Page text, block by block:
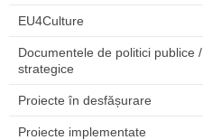
EU4Culture
Documentele de politici publice /
strategice
Proiecte în desfășurare
Proiecte implementate